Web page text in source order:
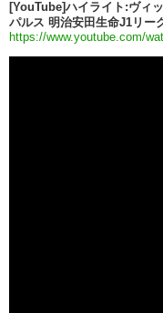
[YouTube]ハイライト:ヴィ
パルス 明治安田生命J1リー
https://www.youtube.com/